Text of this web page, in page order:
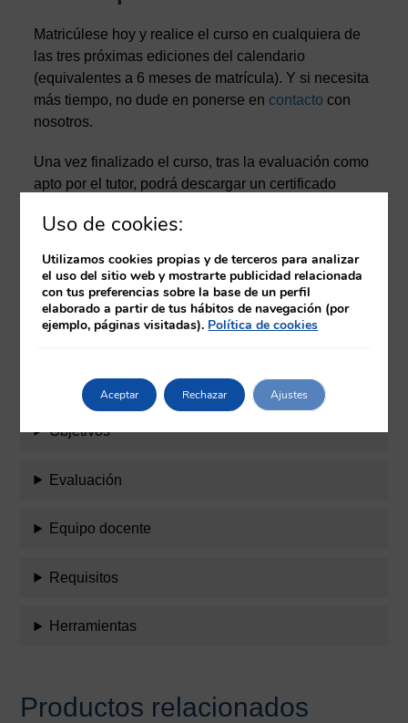
Matricúlese hoy y realice el curso en cualquiera de
las tres próximas ediciones del calendario
(equivalentes a 6 meses de matrícula). Y si necesita
más tiempo, no dude en ponerse en contacto con
nosotros.
Una vez finalizado el curso, tras la evaluación como
apto por el tutor, podrá descargar un certificado
y una vez finalizada la edición correspondiente, se
acreditado por la Comisión de Formación
Continuada de Profesionales Sanitarios. Este
diploma se emitirá en formato electrónico.
Temario
Objetivos
Evaluación
Equipo docente
Requisitos
Herramientas
Productos relacionados
Uso de cookies:
Utilizamos cookies propias y de terceros para analizar
el uso del sitio web y mostrarte publicidad relacionada
con tus preferencias sobre la base de un perfil
elaborado a partir de tus hábitos de navegación (por
ejemplo, páginas visitadas). Política de cookies
Aceptar Rechazar Ajustes